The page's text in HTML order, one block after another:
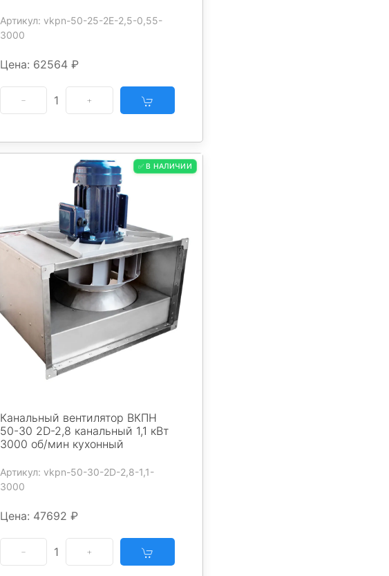
Артикул: vkpn-50-25-2E-2,5-0,55-
3000
Цена: 62564 ₽
1
✅ В НАЛИЧИИ
Канальный вентилятор ВКПН
50-30 2D-2,8 канальный 1,1 кВт
3000 об/мин кухонный
Артикул: vkpn-50-30-2D-2,8-1,1-
3000
Цена: 47692 ₽
1